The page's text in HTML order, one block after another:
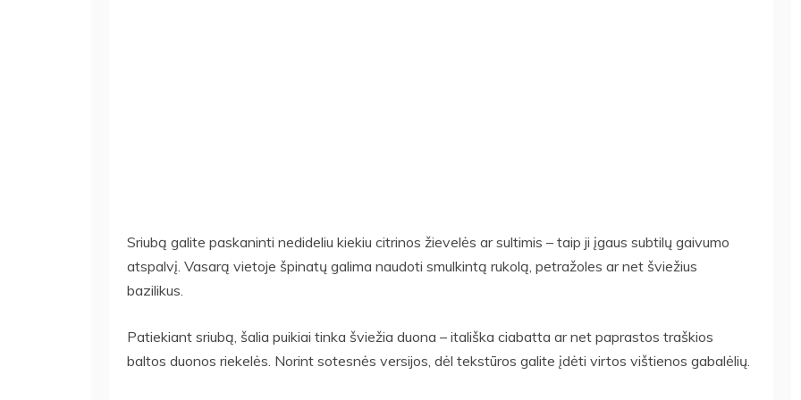
Sriubą galite paskaninti nedideliu kiekiu citrinos žievelės ar sultimis – taip ji įgaus subtilų gaivumo
atspalvį. Vasarą vietoje špinatų galima naudoti smulkintą rukolą, petražoles ar net šviežius
bazilikus.
Patiekiant sriubą, šalia puikiai tinka šviežia duona – itališka ciabatta ar net paprastos traškios
baltos duonos riekelės. Norint sotesnės versijos, dėl tekstūros galite įdėti virtos vištienos gabalėlių.